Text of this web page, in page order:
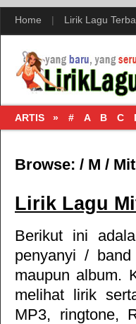
Home | Lirik Lagu
ARTIS » # A B C
Browse: / M /
Lirik Lagu
Berikut ini
penyanyi /
maupun album.
melihat lirik
MP3, ringtone,